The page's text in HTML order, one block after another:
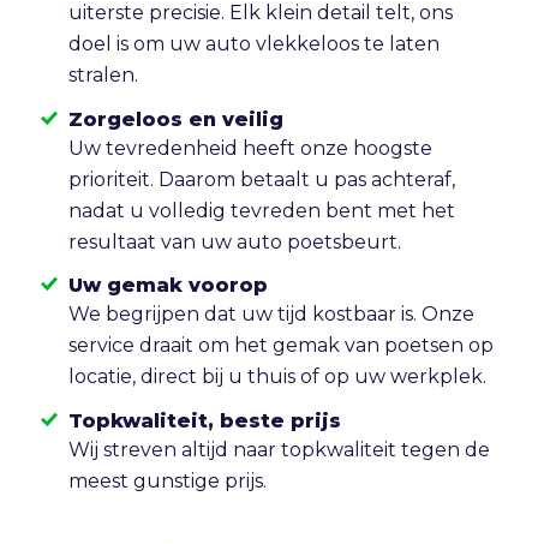
uiterste precisie. Elk klein detail telt, ons
doel is om uw auto vlekkeloos te laten
stralen.
Zorgeloos en veilig
Uw tevredenheid heeft onze hoogste
prioriteit. Daarom betaalt u pas achteraf,
nadat u volledig tevreden bent met het
resultaat van uw auto poetsbeurt.
Uw gemak voorop
We begrijpen dat uw tijd kostbaar is. Onze
service draait om het gemak van poetsen op
locatie, direct bij u thuis of op uw werkplek.
Topkwaliteit, beste prijs
Wij streven altijd naar topkwaliteit tegen de
meest gunstige prijs.